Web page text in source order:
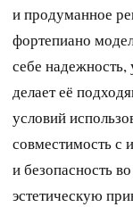
и продуманное
фортепиано
себе
делает её
условий
совместимость с
и безопасность
эстетическую